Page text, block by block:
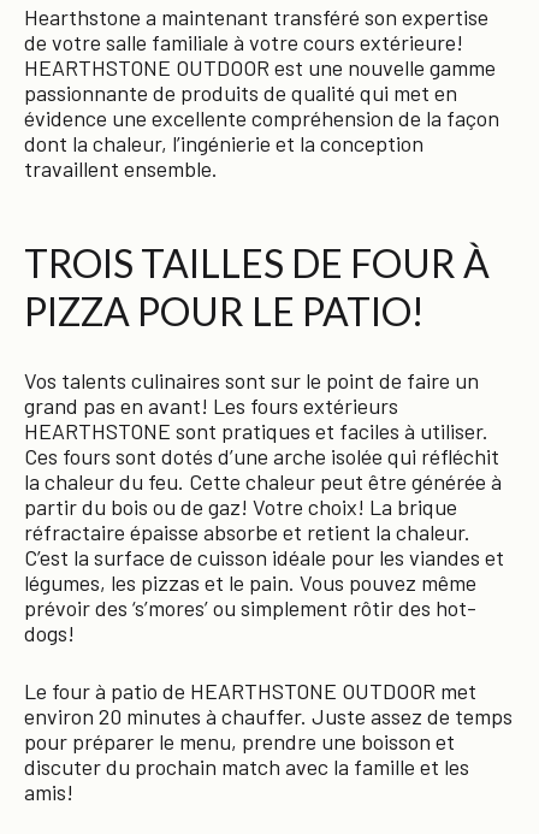
Hearthstone a maintenant transféré son expertise
de votre salle familiale à votre cours extérieure!
HEARTHSTONE OUTDOOR est une nouvelle gamme
passionnante de produits de qualité qui met en
évidence une excellente compréhension de la façon
dont la chaleur, l’ingénierie et la conception
travaillent ensemble.
TROIS TAILLES DE FOUR À
PIZZA POUR LE PATIO!
Vos talents culinaires sont sur le point de faire un
grand pas en avant! Les fours extérieurs
HEARTHSTONE sont pratiques et faciles à utiliser.
Ces fours sont dotés d’une arche isolée qui réfléchit
la chaleur du feu. Cette chaleur peut être générée à
partir du bois ou de gaz! Votre choix! La brique
réfractaire épaisse absorbe et retient la chaleur.
C’est la surface de cuisson idéale pour les viandes et
légumes, les pizzas et le pain. Vous pouvez même
prévoir des ‘s’mores’ ou simplement rôtir des hot-
dogs!
Le four à patio de HEARTHSTONE OUTDOOR met
environ 20 minutes à chauffer. Juste assez de temps
pour préparer le menu, prendre une boisson et
discuter du prochain match avec la famille et les
amis!